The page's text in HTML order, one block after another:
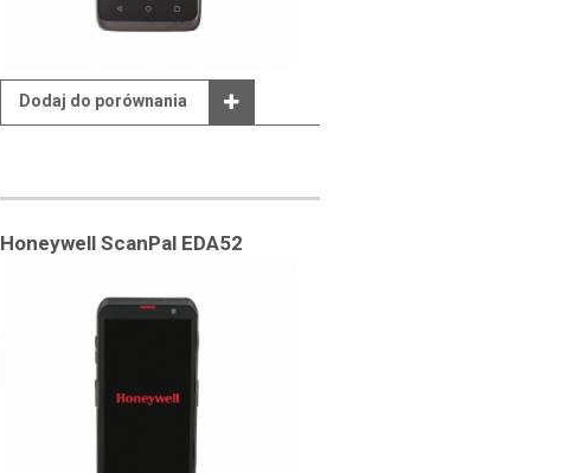
Dodaj do porównania
Honeywell ScanPal EDA52